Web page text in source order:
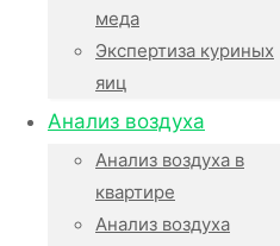
меда
Экспертиза куриных
яиц
Анализ воздуха
Анализ воздуха в
квартире
Анализ воздуха